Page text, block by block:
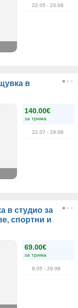
22.05 - 23.09
в
140.00€
за трима
22.07 - 29.08
в студио за
спортни и
69.00€
за трима
8.05 - 29.09